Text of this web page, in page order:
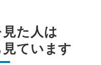
た人は
ています